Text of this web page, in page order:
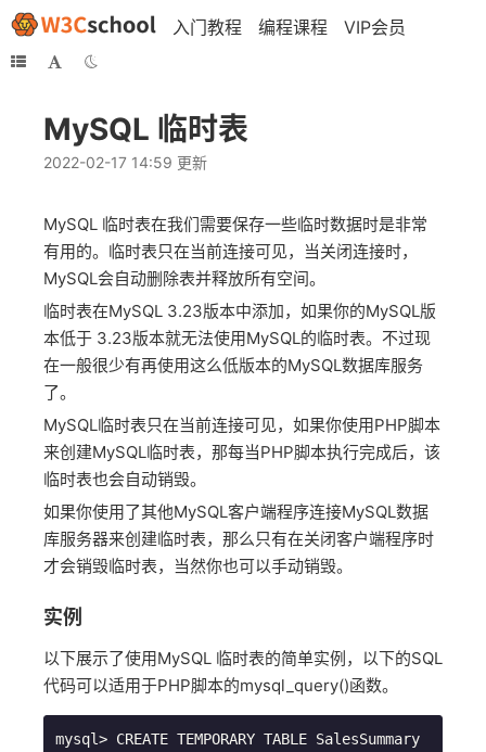
入门教程 编程课程 VIP会员
MySQL 临时表
2022-02-17 14:59 更新
MySQL 临时表在我们需要保存一些临时数据时是非常
有用的。临时表只在当前连接可见，当关闭连接时，
MySQL会自动删除表并释放所有空间。
临时表在MySQL 3.23版本中添加，如果你的MySQL版
本低于 3.23版本就无法使用MySQL的临时表。不过现
在一般很少有再使用这么低版本的MySQL数据库服务
了。
MySQL临时表只在当前连接可见，如果你使用PHP脚本
来创建MySQL临时表，那每当PHP脚本执行完成后，该
临时表也会自动销毁。
如果你使用了其他MySQL客户端程序连接MySQL数据
库服务器来创建临时表，那么只有在关闭客户端程序时
才会销毁临时表，当然你也可以手动销毁。
实例
以下展示了使用MySQL 临时表的简单实例，以下的SQL
代码可以适用于PHP脚本的mysql_query()函数。
mysql> CREATE TEMPORARY TABLE SalesSummary